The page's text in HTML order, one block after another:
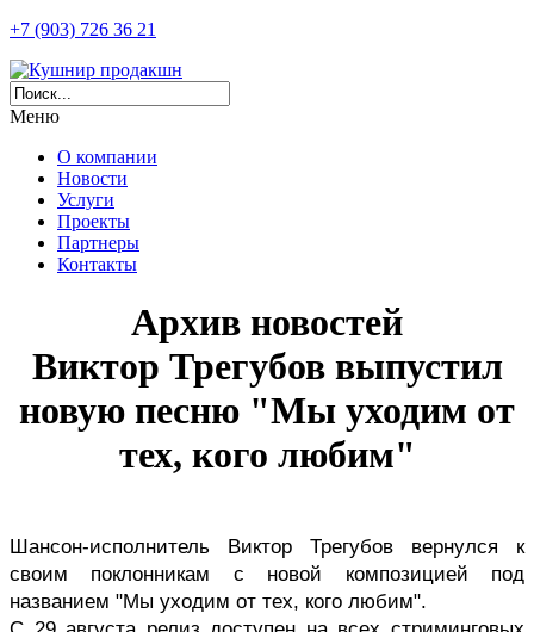
+7 (903) 726 36 21
Меню
О компании
Новости
Услуги
Проекты
Партнеры
Контакты
Архив новостей
Виктор Трегубов выпустил
новую песню "Мы уходим от
тех, кого любим"
Шансон-исполнитель Виктор Трегубов вернулся к
своим поклонникам с новой композицией под
названием "Мы уходим от тех, кого любим".